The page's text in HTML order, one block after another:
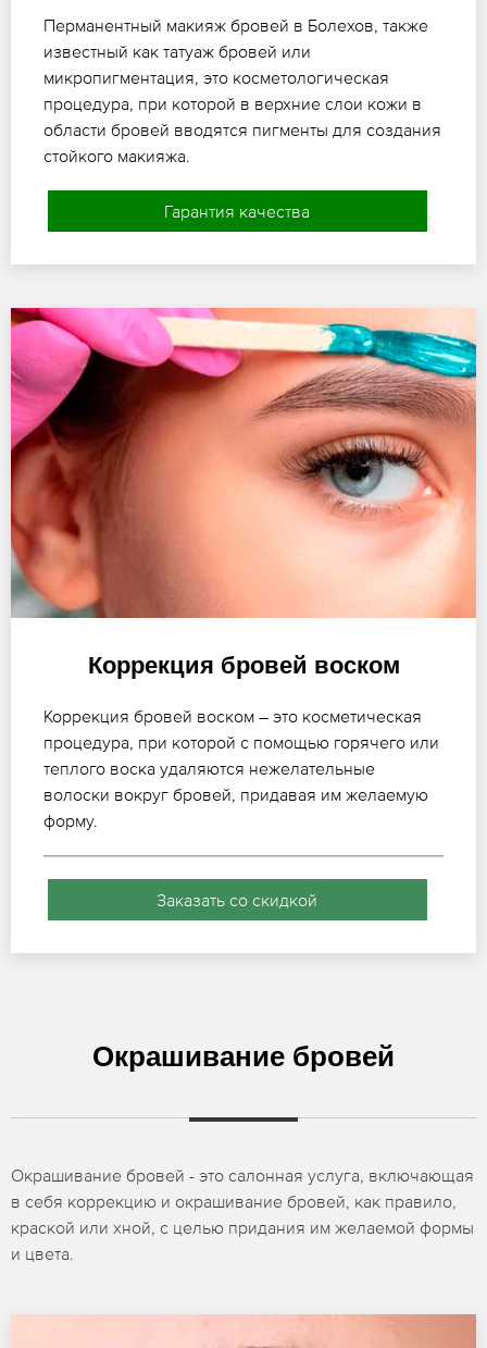
Перманентный макияж бровей в Болехов, также
известный как татуаж бровей или
микропигментация, это косметологическая
процедура, при которой в верхние слои кожи в
области бровей вводятся пигменты для создания
стойкого макияжа.
Гарантия качества
Коррекция бровей воском
Коррекция бровей воском – это косметическая
процедура, при которой с помощью горячего или
теплого воска удаляются нежелательные
волоски вокруг бровей, придавая им желаемую
форму.
Заказать со скидкой
Окрашивание бровей
Окрашивание бровей - это салонная услуга, включающая
в себя коррекцию и окрашивание бровей, как правило,
краской или хной, с целью придания им желаемой формы
и цвета.